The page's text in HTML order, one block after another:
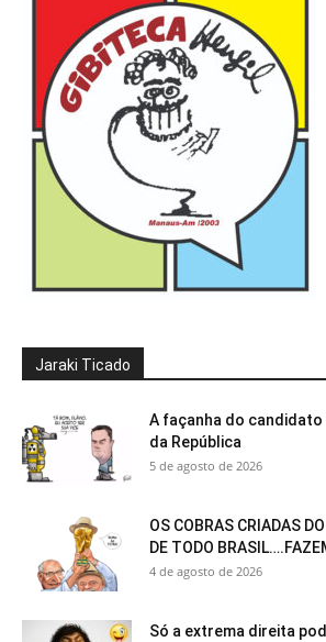
Jaraki Ticado
A façanha do
da República
5 de agosto de 2026
OS COBRAS CRIADAS
DE TODO
4 de agosto de 2026
Só a extrema direita